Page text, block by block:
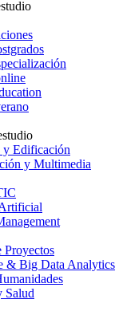
y Edificación
y Multimedia
Proyectos
& Big Data Analytics
Salud